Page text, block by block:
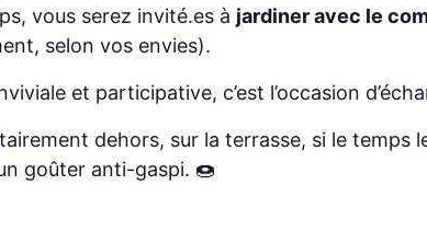
vous serez invité.es à jardiner avec le
selon vos envies).
et participative, c’est l’occasion
dehors, sur la terrasse, si le
goûter anti-gaspi. 🍩​